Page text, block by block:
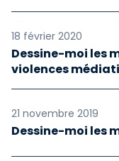
18 février 2020
Dessine-moi les
violences
21 novembre 2019
Dessine-moi les